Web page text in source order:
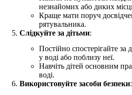
незнайомих або диких
Краще мати поруч
рятувальника.
Слідкуйте за дітьми:
Постійно спостерігайте за
у воді або поблизу неї.
Навчіть дітей основним
воді.
Використовуйте засоби безпеки: